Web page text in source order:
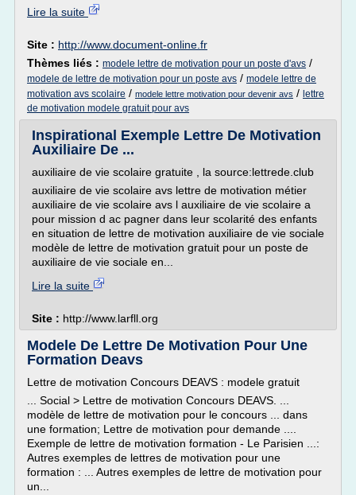
Lire la suite
Site : http://www.document-online.fr
Thèmes liés : modele lettre de motivation pour un poste d'avs /
modele de lettre de motivation pour un poste avs / modele lettre de
motivation avs scolaire / modele lettre motivation pour devenir avs / lettre
de motivation modele gratuit pour avs
Inspirational Exemple Lettre De Motivation
Auxiliaire De ...
auxiliaire de vie scolaire gratuite , la source:lettrede.club
auxiliaire de vie scolaire avs lettre de motivation métier
auxiliaire de vie scolaire avs l auxiliaire de vie scolaire a
pour mission d ac pagner dans leur scolarité des enfants
en situation de lettre de motivation auxiliaire de vie sociale
modèle de lettre de motivation gratuit pour un poste de
auxiliaire de vie sociale en...
Lire la suite
Site : http://www.larfll.org
Modele De Lettre De Motivation Pour Une
Formation Deavs
Lettre de motivation Concours DEAVS : modele gratuit
... Social > Lettre de motivation Concours DEAVS. ...
modèle de lettre de motivation pour le concours ... dans
une formation; Lettre de motivation pour demande ....
Exemple de lettre de motivation formation - Le Parisien ...:
Autres exemples de lettres de motivation pour une
formation : ... Autres exemples de lettre de motivation pour
un...